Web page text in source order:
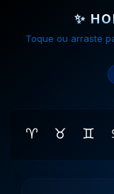
✨
Toque ou arraste
♈ ♉ ♊